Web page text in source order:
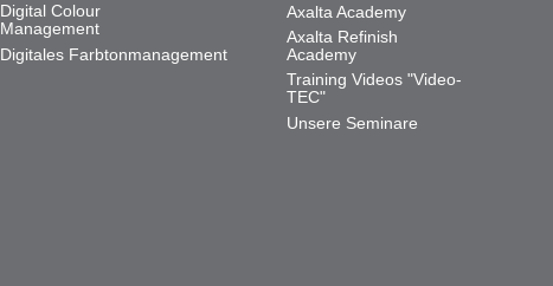
Digital Colour
Management
Digitales Farbtonmanagement
Axalta Academy
Axalta Refinish
Academy
Training Videos "Video-
TEC"
Unsere Seminare